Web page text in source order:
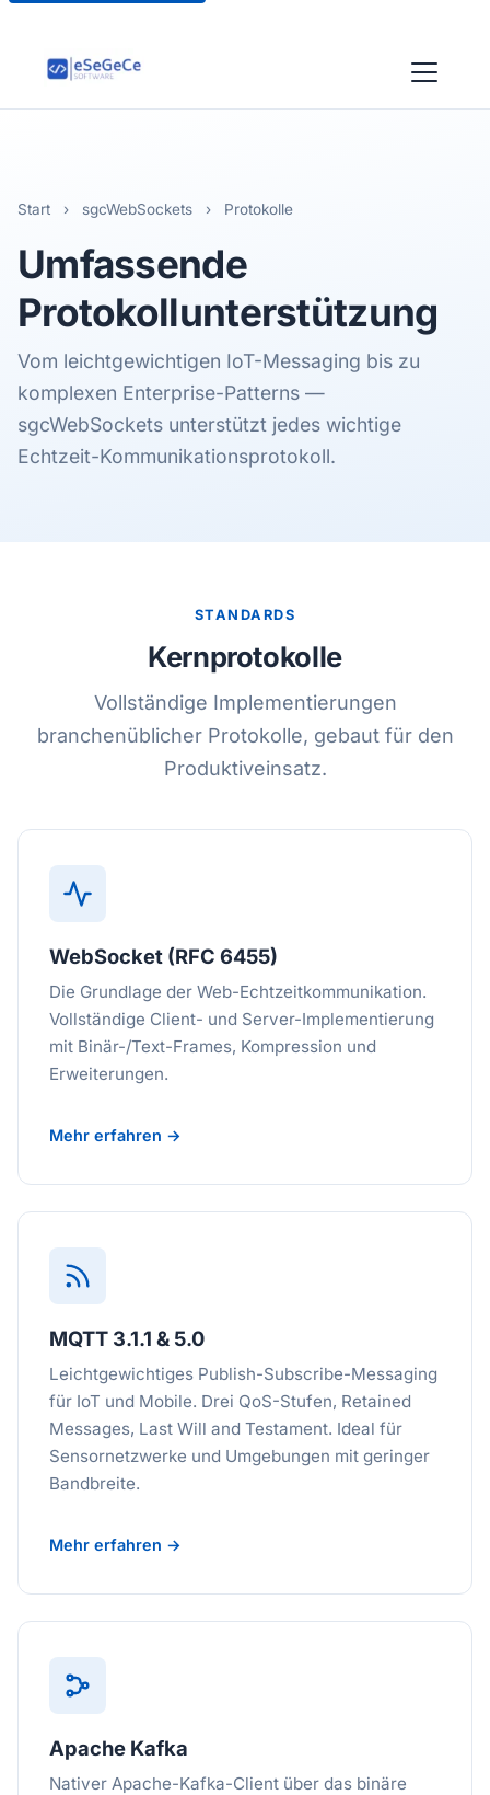
Start › sgcWebSockets › Protokolle
Umfassende
Protokollunterstützung
Vom leichtgewichtigen IoT-Messaging bis zu
komplexen Enterprise-Patterns —
sgcWebSockets unterstützt jedes wichtige
Echtzeit-Kommunikationsprotokoll.
STANDARDS
Kernprotokolle
Vollständige Implementierungen
branchenüblicher Protokolle, gebaut für den
Produktiveinsatz.
WebSocket (RFC 6455)
Die Grundlage der Web-Echtzeitkommunikation.
Vollständige Client- und Server-Implementierung
mit Binär-/Text-Frames, Kompression und
Erweiterungen.
Mehr erfahren →
MQTT 3.1.1 & 5.0
Leichtgewichtiges Publish-Subscribe-Messaging
für IoT und Mobile. Drei QoS-Stufen, Retained
Messages, Last Will and Testament. Ideal für
Sensornetzwerke und Umgebungen mit geringer
Bandbreite.
Mehr erfahren →
Apache Kafka
Nativer Apache-Kafka-Client über das binäre